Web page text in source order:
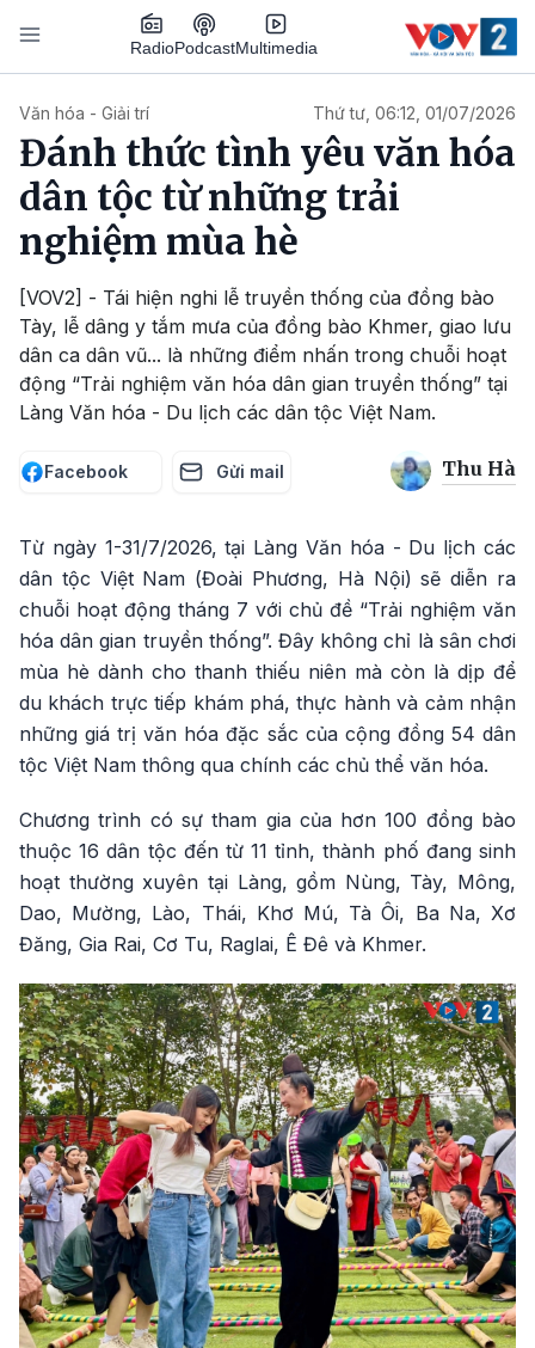
Nhảy đến nội dung
RadioPodcastMultimedia
Văn hóa - Giải trí Thứ tư, 06:12, 01/07/2026
Đánh thức tình yêu văn hóa
dân tộc từ những trải
nghiệm mùa hè
[VOV2] - Tái hiện nghi lễ truyền thống của đồng bào
Tày, lễ dâng y tắm mưa của đồng bào Khmer, giao lưu
dân ca dân vũ... là những điểm nhấn trong chuỗi hoạt
động “Trải nghiệm văn hóa dân gian truyền thống” tại
Làng Văn hóa - Du lịch các dân tộc Việt Nam.
Facebook Gửi mail Thu Hà
Từ ngày 1-31/7/2026, tại Làng Văn hóa - Du lịch các
dân tộc Việt Nam (Đoài Phương, Hà Nội) sẽ diễn ra
chuỗi hoạt động tháng 7 với chủ đề “Trải nghiệm văn
hóa dân gian truyền thống”. Đây không chỉ là sân chơi
mùa hè dành cho thanh thiếu niên mà còn là dịp để
du khách trực tiếp khám phá, thực hành và cảm nhận
những giá trị văn hóa đặc sắc của cộng đồng 54 dân
tộc Việt Nam thông qua chính các chủ thể văn hóa.
Chương trình có sự tham gia của hơn 100 đồng bào
thuộc 16 dân tộc đến từ 11 tỉnh, thành phố đang sinh
hoạt thường xuyên tại Làng, gồm Nùng, Tày, Mông,
Dao, Mường, Lào, Thái, Khơ Mú, Tà Ôi, Ba Na, Xơ
Đăng, Gia Rai, Cơ Tu, Raglai, Ê Đê và Khmer.